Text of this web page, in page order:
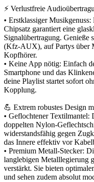
⚡ Verlustfreie
• Erstklassiger
Chipsatz garantiert eine
Signalübertragung. Genieße
(Kfz-AUX), auf Partys über
Kopfhörer.
• Keine App nötig: Einfach
Smartphone und das
deine Playlist startet sofort
Kopplung.
💪 Extrem robustes Design
• Geflochtener Textilmantel:
doppelten Nylon-
widerstandsfähig gegen
das Innere effektiv vor
• Premium Metall-Stecker:
langlebigen Metalllegierung
verstärkt. Sie bieten
und sehen zudem absolut